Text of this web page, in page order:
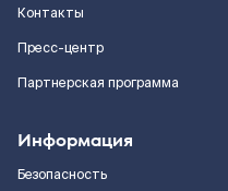
Контакты
Пресс-центр
Партнерская программа
Информация
Безопасность